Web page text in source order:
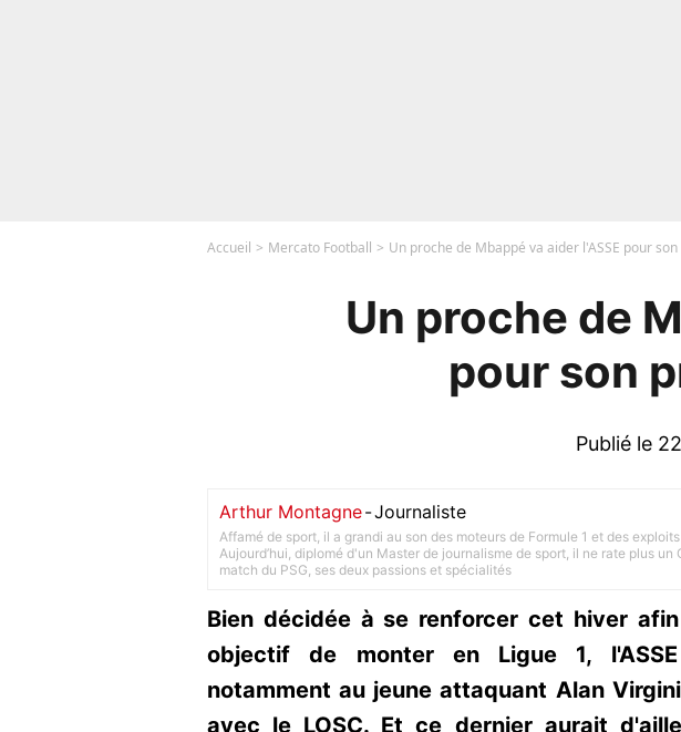
Accueil Mercato Football Un proche de Mbappé va aider l'ASSE pour
Un proche de
pour son
Publié le
Arthur Montagne-Journaliste
Affamé de sport, il a grandi au son des moteurs de Formule 1 et des
Aujourd’hui, diplomé d'un Master de journalisme de sport, il ne rate plus un
match du PSG, ses deux passions et spécialités
Bien décidée à se renforcer cet hiver
objectif de monter en Ligue 1, l'ASSE
notamment au jeune attaquant Alan
avec le LOSC. Et ce dernier aurait